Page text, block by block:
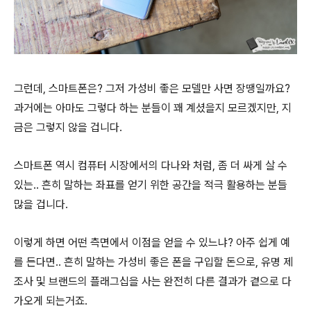
그런데, 스마트폰은? 그저 가성비 좋은 모델만 사면 장땡일까요?
과거에는 아마도 그렇다 하는 분들이 꽤 계셨을지 모르겠지만, 지
금은 그렇지 않을 겁니다.
스마트폰 역시 컴퓨터 시장에서의 다나와 처럼, 좀 더 싸게 살 수
있는.. 흔히 말하는 좌표를 얻기 위한 공간을 적극 활용하는 분들
많을 겁니다.
이렇게 하면 어떤 측면에서 이점을 얻을 수 있느냐? 아주 쉽게 예
를 든다면.. 흔히 말하는 가성비 좋은 폰을 구입할 돈으로, 유명 제
조사 및 브랜드의 플래그십을 사는 완전히 다른 결과가 곁으로 다
가오게 되는거죠.